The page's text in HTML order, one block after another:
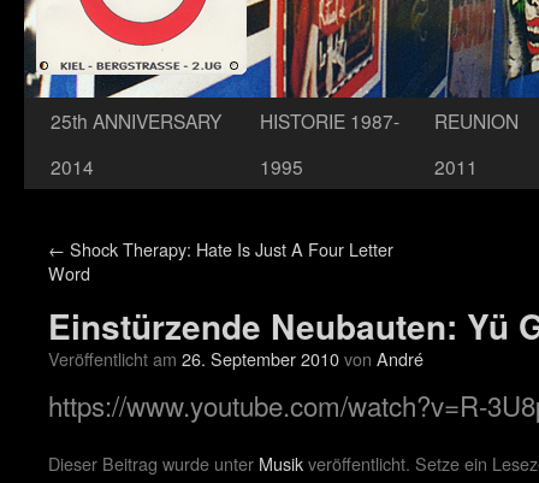
Zum
Inhalt
25th ANNIVERSARY
2014
HISTORIE 1987-
1995
REUNION
2011
← Shock Therapy: Hate Is Just A Four Letter
Word
Einstürzende Neubauten: Yü
Veröffentlicht am 26. September 2010von André
https://www.youtube.com/watch?v=R-
Dieser Beitrag wurde unter Musikveröffentlicht. Setze ein